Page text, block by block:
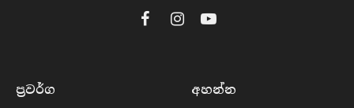
FacebookInstagramYouTube
ප්‍රවර්​ග අහන්​න